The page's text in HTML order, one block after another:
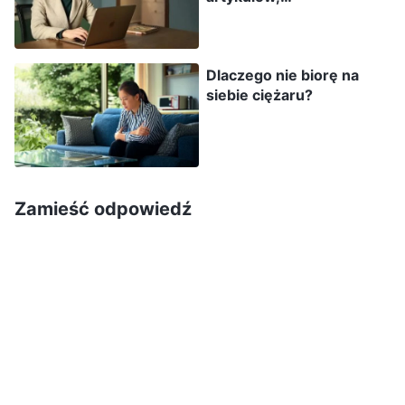
przywódca zgodzi się z moim punktem
diakoni nie będą mieli o mnie złej opinii. Potem
poszłam do innych sióstr w tamtym kościele,
żeby poznać ich zdanie o Lin Xin. Odkryłam
wówczas, że te siostry również się na niej nie
poznały. Wszystkie mówiły, że ma dobre
Dlaczego nie biorę na
siebie ciężaru?
Zamieść odpowiedź